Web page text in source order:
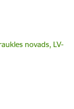
novads, LV-